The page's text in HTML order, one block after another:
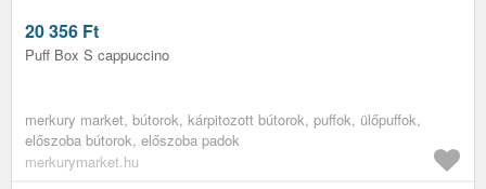
20 356 Ft
Puff Box S cappuccino
merkury market, bútorok, kárpitozott bútorok, puffok, ülőpuffok,
előszoba bútorok, előszoba padok
merkurymarket.hu